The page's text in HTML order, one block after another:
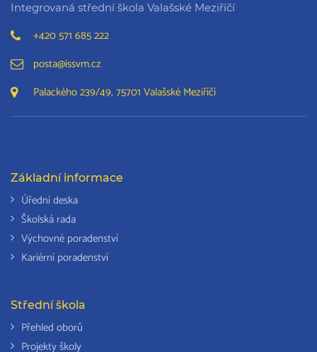
Integrovaná střední škola Valašské Meziříčí
+420 571 685 222
posta@issvm.cz
Palackého 239/49, 75701 Valašské Meziříčí
Základní informace
Úřední deska
Školská rada
Výchovné poradenství
Kariérní poradenství
Střední škola
Přehled oborů
Projekty školy